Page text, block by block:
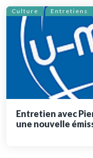
Culture Entretiens
Entretien avec
une nouvelle